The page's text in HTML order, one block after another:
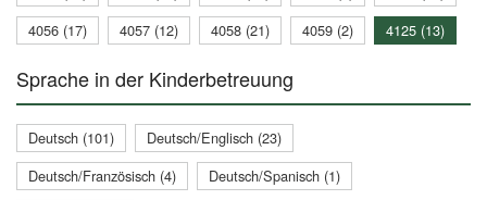
4056 (17)
4057 (12) 4058 (21) 4059 (2) 4125 (13)
Sprache in der Kinderbetreuung
Deutsch (101)
Deutsch/Englisch (23)
Deutsch/Französisch (4)
Deutsch/Spanisch (1)